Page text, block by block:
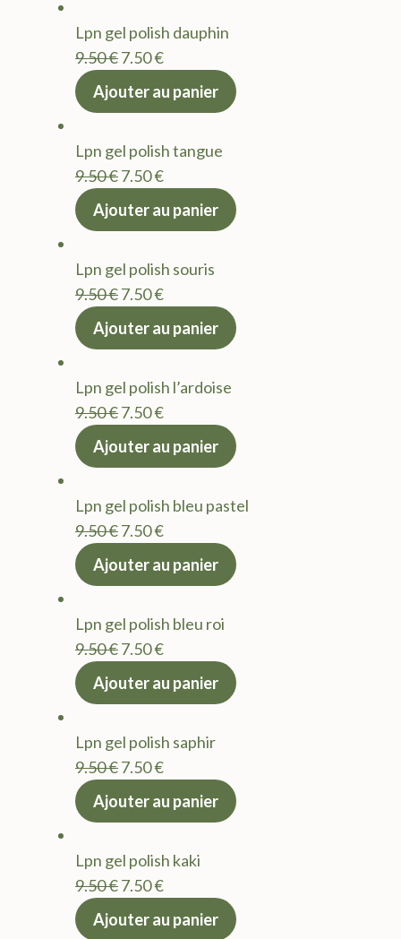
9.50 €.7.50 €.
Lpn gel polish dauphin
9.50€Le
prix
9.50 €.
7.50€Le
actuel
7.50 €.
Ajouter au panier
Lpn gel polish tangue
9.50€Le
prix
9.50 €.
7.50€Le
actuel
7.50 €.
Ajouter au panier
Lpn gel polish souris
9.50€Le
prix
9.50 €.
7.50€Le
actuel
7.50 €.
Ajouter au panier
Lpn gel polish l’ardoise
9.50€Le
prix
9.50 €.
7.50€Le
actuel
7.50 €.
Ajouter au panier
Lpn gel polish bleu pastel
9.50€Le
prix
9.50 €.
7.50€Le
actuel
7.50 €.
Ajouter au panier
Lpn gel polish bleu roi
9.50€Le
prix
9.50 €.
7.50€Le
actuel
7.50 €.
Ajouter au panier
Lpn gel polish saphir
9.50€Le
prix
9.50 €.
7.50€Le
actuel
7.50 €.
Ajouter au panier
Lpn gel polish kaki
9.50€Le
prix
7.50€Le
actuel
Ajouter au panier